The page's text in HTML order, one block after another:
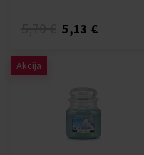
5,13 €
Akcija